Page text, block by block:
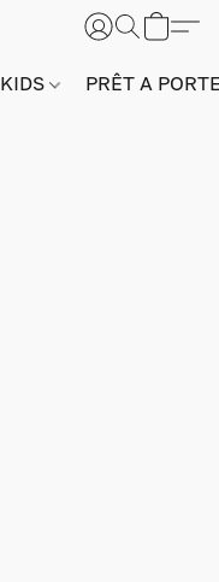
KIDS PRÊT A